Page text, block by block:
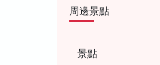
周邊景點
景點